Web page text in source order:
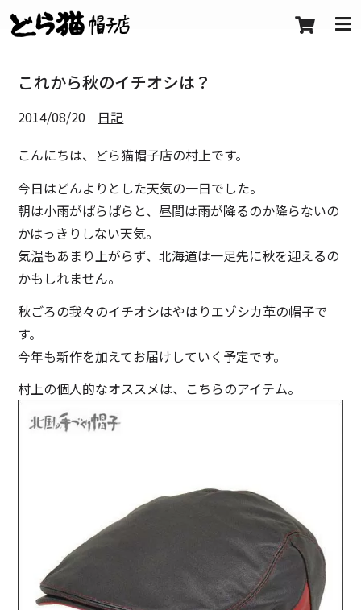
これから秋のイチオシは？
2014/08/20
日記
こんにちは、どら猫帽子店の村上です。
今日はどんよりとした天気の一日でした。
朝は小雨がぱらぱらと、昼間は雨が降るのか降らないの
かはっきりしない天気。
気温もあまり上がらず、北海道は一足先に秋を迎えるの
かもしれません。
秋ごろの我々のイチオシはやはりエゾシカ革の帽子で
す。
今年も新作を加えてお届けしていく予定です。
村上の個人的なオススメは、こちらのアイテム。